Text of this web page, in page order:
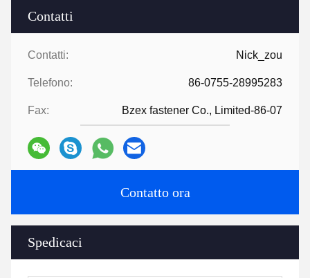
Contatti
Contatti: Nick_zou
Telefono: 86-0755-28995283
Fax: Bzex fastener Co., Limited-86-07
Contatto ora
Spedicaci